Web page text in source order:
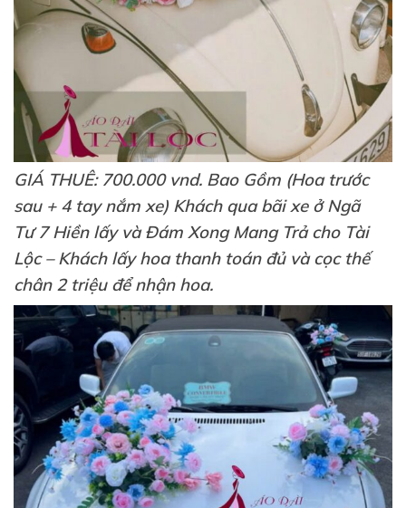
GIÁ THUÊ: 700.000 vnd. Bao Gồm (Hoa trước
sau + 4 tay nắm xe) Khách qua bãi xe ở Ngã
Tư 7 Hiền lấy và Đám Xong Mang Trả cho Tài
Lộc – Khách lấy hoa thanh toán đủ và cọc thế
chân 2 triệu để nhận hoa.